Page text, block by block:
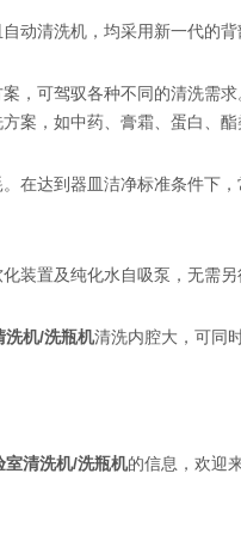
动清洗机，均采用新一代的
，可驾驭各种不同的清洗需
案，如中药、膏霜、蛋白、
在达到器皿洁净标准条件下
装置及纯化水自吸泵，无需
机/洗瓶机清洗内腔大，可同
清洗机/洗瓶机的信息，欢迎